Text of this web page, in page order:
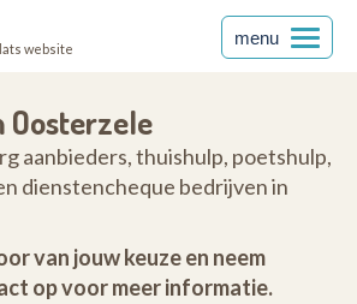
website
menu
Oosterzele
aanbieders, thuishulp, poetshulp,
dienstencheque bedrijven in
van jouw keuze en neem
op voor meer informatie.